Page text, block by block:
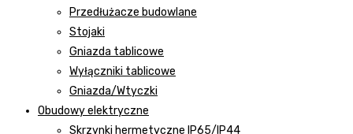
Przedłużacze budowlane
Stojaki
Gniazda tablicowe
Wyłączniki tablicowe
Gniazda/Wtyczki
Obudowy elektryczne
Skrzynki hermetyczne IP65/IP44